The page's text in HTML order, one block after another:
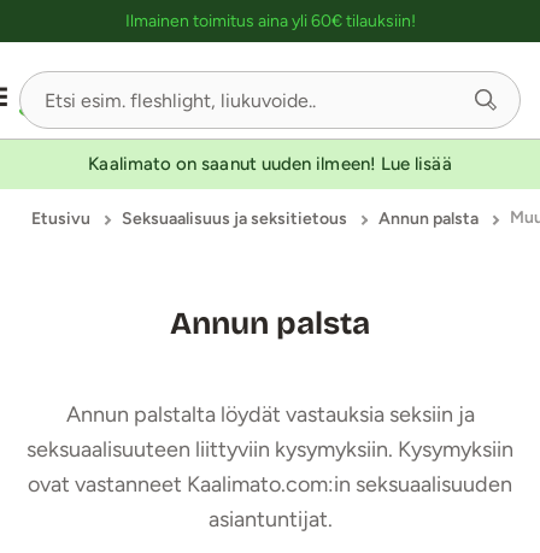
Ilmainen toimitus aina yli 60€ tilauksiin!
Kaalimato on saanut uuden ilmeen! Lue lisää
Etusivu Seksuaalisuus ja seksitietous Annun palsta
Annun palsta
Annun palstalta löydät vastauksia seksiin ja
seksuaalisuuteen liittyviin kysymyksiin. Kysymyksiin
ovat vastanneet Kaalimato.com:in seksuaalisuuden
asiantuntijat.